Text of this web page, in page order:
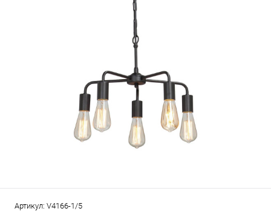
Артикул: V4166-1/5